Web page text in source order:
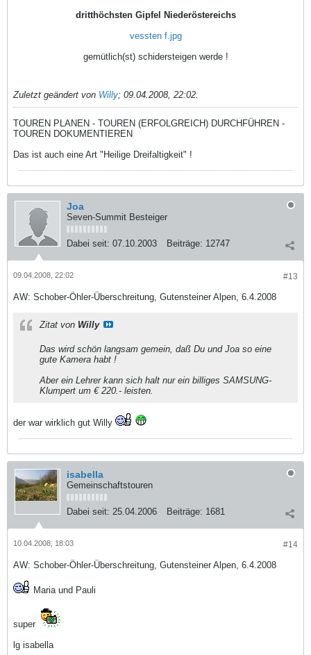
dritthöchsten Gipfel Niederöstereichs
vessten f.jpg
gemütlich(st) schidersteigen werde !
Zuletzt geändert von Willy; 09.04.2008, 22:02.
TOUREN PLANEN - TOUREN (ERFOLGREICH) DURCHFÜHREN -
TOUREN DOKUMENTIEREN
Das ist auch eine Art "Heilige Dreifaltigkeit" !
Joa
Seven-Summit Besteiger
Dabei seit: 07.10.2003 Beiträge: 12747
#13
09.04.2008, 22:02
AW: Schober-Öhler-Überschreitung, Gutensteiner Alpen, 6.4.2008
Zitat von Willy
Das wird schön langsam gemein, daß Du und Joa so eine
gute Kamera habt !
Aber ein Lehrer kann sich halt nur ein billiges SAMSUNG-
Klumpert um € 220.- leisten.
der war wirklich gut Willy
isabella
Gemeinschaftstouren
Dabei seit: 25.04.2006 Beiträge: 1681
#14
10.04.2008, 18:03
AW: Schober-Öhler-Überschreitung, Gutensteiner Alpen, 6.4.2008
Maria und Pauli
super
lg isabella